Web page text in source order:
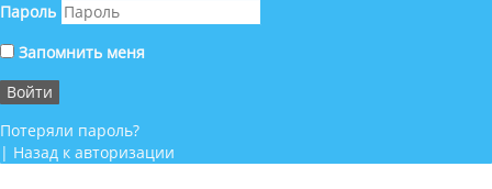
Пароль
Запомнить меня
Потеряли пароль?
| Назад к авторизации